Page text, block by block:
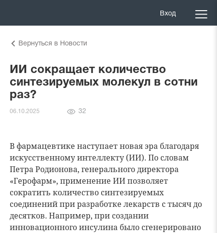
Вход
Вернуться в Новости
ИИ сокращает количество
синтезируемых молекул в сотни
раз?
06.10.2025
Количество
32
В фармацевтике наступает новая эра благодаря
искусственному интеллекту (ИИ). По словам
Петра Родионова, генерального директора
«Герофарм», применение ИИ позволяет
сократить количество синтезируемых
соединений при разработке лекарств с тысяч до
десятков. Например, при создании
инновационного инсулина было сгенерировано